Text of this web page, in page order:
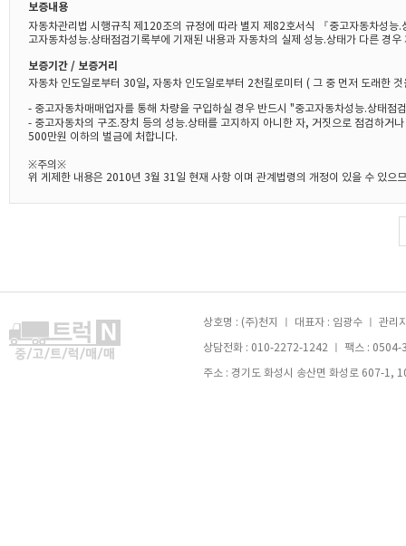
보증내용
자동차관리법 시행규칙 제120조의 규정에 따라 별지 제82호서식 『중고자동차성
고자동차성능.상태점검기록부에 기재된 내용과 자동차의 실제 성능.상태가 다른 경
보증기간 / 보증거리
자동차 인도일로부터 30일, 자동차 인도일로부터 2천킬로미터 ( 그 중 먼저 도래한
- 중고자동차매매업자를 통해 차량을 구입하실 경우 반드시 "중고자동차성능.상태
- 중고자동차의 구조.장치 등의 성능.상태를 고지하지 아니한 자, 거짓으로 점검하
500만원 이하의 벌금에 처합니다.
※주의※
위 게제한 내용은 2010년 3월 31일 현재 사항 이며 관계법령의 개정이 있을 수 있으
상호명 : (주)천지 ㅣ 대표자 : 임광수 ㅣ 관
상담전화 : 010-2272-1242 ㅣ 팩스 :
주소 : 경기도 화성시 송산면 화성로 607-